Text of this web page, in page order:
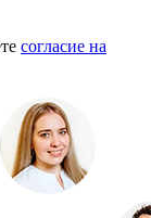
согласие на